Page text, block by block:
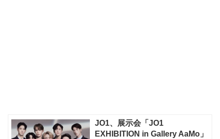
JO1、展示会「JO1
EXHIBITION in Gallery AaMo」